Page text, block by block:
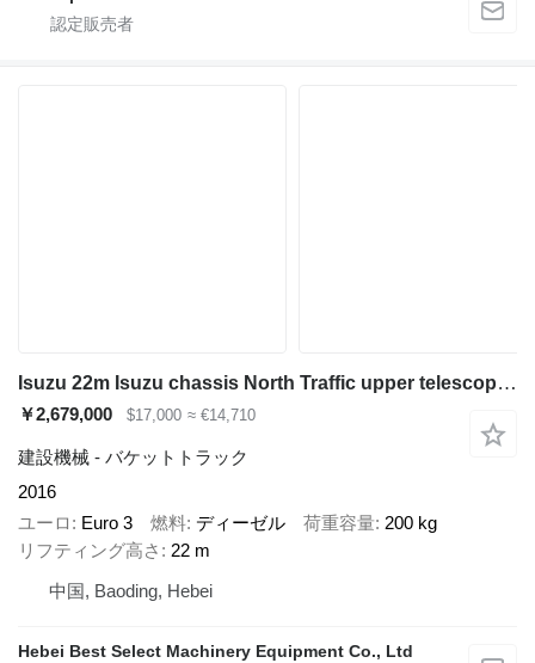
Isuzu 22m Isuzu chassis North Traffic upper telescopic boom many types
￥2,679,000 $17,000 ≈ €14,710
建設機械 - バケットトラック
2016
ユーロ
Euro 3 燃料 ディーゼル 荷重容量 200 kg
リフティング高さ
22 m
中国, Baoding, Hebei
Hebei Best Select Machinery Equipment Co., Ltd